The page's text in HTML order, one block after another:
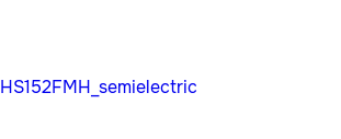
HS152FMH_semielectric